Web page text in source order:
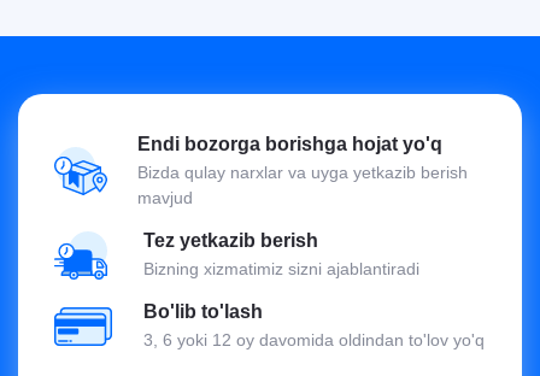
Endi bozorga borishga hojat yo'q
Bizda qulay narxlar va uyga yetkazib berish
mavjud
Tez yetkazib berish
Bizning xizmatimiz sizni ajablantiradi
Bo'lib to'lash
3, 6 yoki 12 oy davomida oldindan to'lov yo'q